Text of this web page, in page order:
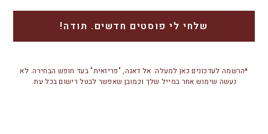
*הרשמה לעדכונים כאן למעלה. אל דאגה, "פריזאית" בעד חופש הבחירה. לא
נעשה שימוש אחר במייל שלך וכמובן שאפשר לבטל רישום בכל עת.